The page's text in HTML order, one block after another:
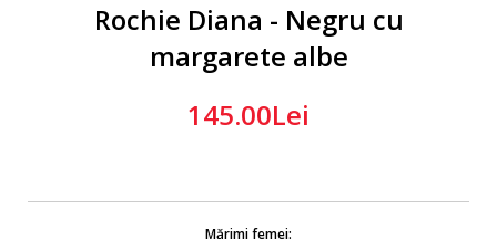
Rochie Diana - Negru cu
margarete albe
145.00Lei
Mărimi femei: